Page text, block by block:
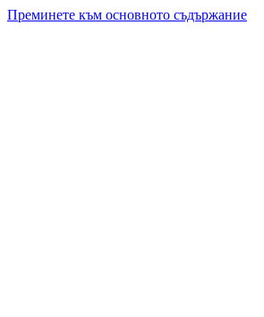
Преминете към основното съдържание